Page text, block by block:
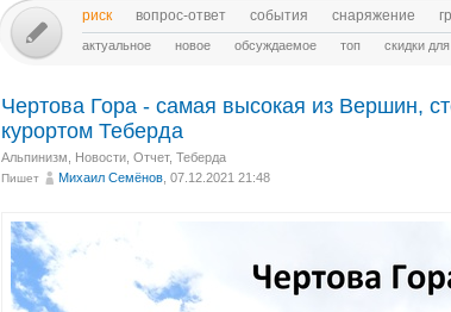
риск вопрос-ответ события снаряжение
актуальное новое обсуждаемое топ скидки
Чертова Гора - самая высокая из Вершин,
курортом Теберда
Альпинизм Новости Отчет, Теберда
Пишет Михаил Cемёнов , 07.12.2021 21:48